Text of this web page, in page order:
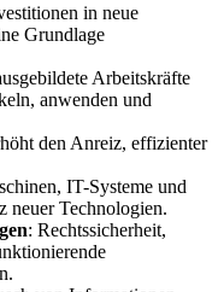
in neue
Grundlage
Arbeitskräfte
anwenden und
den Anreiz, effizienter
IT-Systeme und
neuer Technologien.
: Rechtssicherheit,